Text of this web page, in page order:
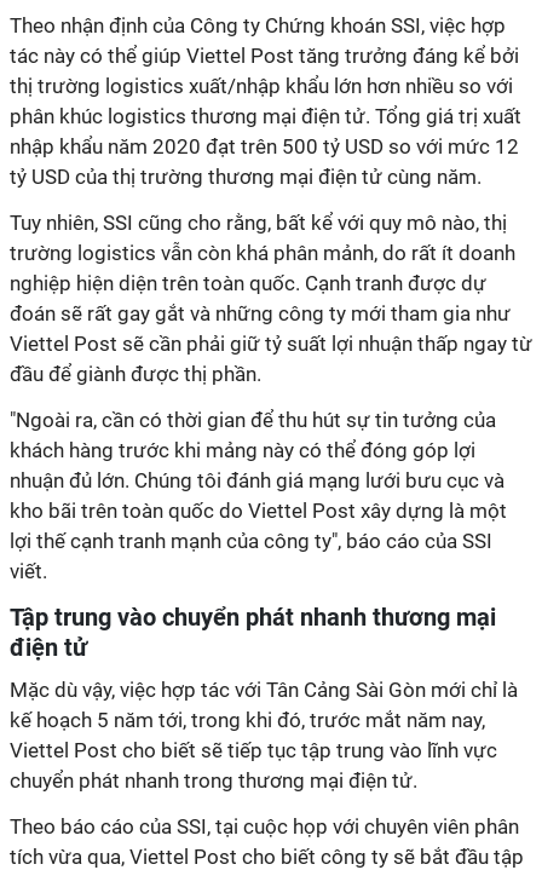
Theo nhận định của Công ty Chứng khoán SSI, việc hợp
tác này có thể giúp Viettel Post tăng trưởng đáng kể bởi
thị trường logistics xuất/nhập khẩu lớn hơn nhiều so với
phân khúc logistics thương mại điện tử. Tổng giá trị xuất
nhập khẩu năm 2020 đạt trên 500 tỷ USD so với mức 12
tỷ USD của thị trường thương mại điện tử cùng năm.
Tuy nhiên, SSI cũng cho rằng, bất kể với quy mô nào, thị
trường logistics vẫn còn khá phân mảnh, do rất ít doanh
nghiệp hiện diện trên toàn quốc. Cạnh tranh được dự
đoán sẽ rất gay gắt và những công ty mới tham gia như
Viettel Post sẽ cần phải giữ tỷ suất lợi nhuận thấp ngay từ
đầu để giành được thị phần.
"Ngoài ra, cần có thời gian để thu hút sự tin tưởng của
khách hàng trước khi mảng này có thể đóng góp lợi
nhuận đủ lớn. Chúng tôi đánh giá mạng lưới bưu cục và
kho bãi trên toàn quốc do Viettel Post xây dựng là một
lợi thế cạnh tranh mạnh của công ty", báo cáo của SSI
viết.
Tập trung vào chuyển phát nhanh thương mại
điện tử
Mặc dù vậy, việc hợp tác với Tân Cảng Sài Gòn mới chỉ là
kế hoạch 5 năm tới, trong khi đó, trước mắt năm nay,
Viettel Post cho biết sẽ tiếp tục tập trung vào lĩnh vực
chuyển phát nhanh trong thương mại điện tử.
Theo báo cáo của SSI, tại cuộc họp với chuyên viên phân
tích vừa qua, Viettel Post cho biết công ty sẽ bắt đầu tập